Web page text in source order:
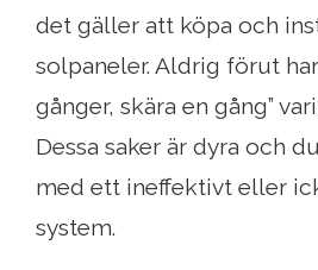
det gäller att köpa och
solpaneler. Aldrig förut
gånger, skära en gång”
Dessa saker är dyra och
med ett ineffektivt eller
system.